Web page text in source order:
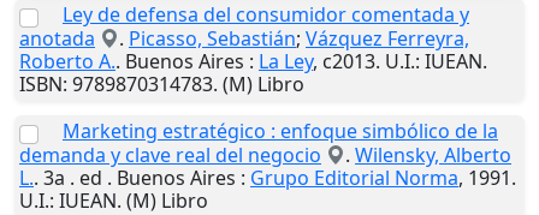
Ley de defensa del consumidor comentada y
anotada
. Picasso, Sebastián; Vázquez Ferreyra,
Roberto A.. Buenos Aires : La Ley, c2013. U.I.: IUEAN.
ISBN: 9789870314783. (M) Libro
Marketing estratégico : enfoque simbólico de la
demanda y clave real del negocio
. Wilensky, Alberto
L.. 3a . ed . Buenos Aires : Grupo Editorial Norma, 1991.
U.I.: IUEAN. (M) Libro